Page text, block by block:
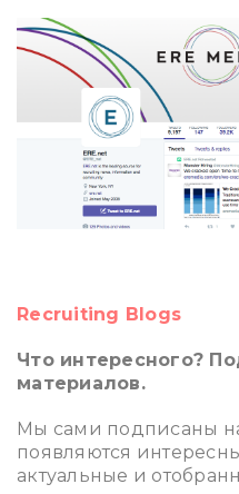
Recruiting Blogs
Что интересного?
материалов.
Мы сами подписаны
появляются
актуальные и